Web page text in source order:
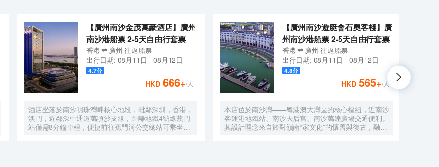
【廣州南沙金茂萬豪酒店】廣州
南沙港船票 2-5天自由行套票
香港 廣州 往返船票
出行日期: 08月11日 - 08月12日
4.7分
HKD 666+/人
酒店坐落於南沙明珠灣畔核心地段，毗鄰深圳，香港，
澳門，近鄰深中通道萬頃沙支線，距離地鐵4號線蕉門
站僅需8分鐘車程，便捷前往蕉門河公交總站可乘坐機
【廣州南沙遊艇會石奧客棧】廣
州南沙港船票 2-5天自由行套票
香港 廣州 往返船票
出行日期: 08月11日 - 08月12日
4.8分
HKD 565+/人
本店位於南沙灣——粵港澳大灣區的核心樞紐，近南沙
客運港地鐵站、南沙天后宮、南沙萬達廣場交通便利。
其設計理念來自於對嶺南“家文化”的懷舊與復古，融合